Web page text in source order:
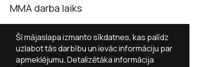
Šī mājaslapa izmanto sīkdatnes, kas palīdz
uzlabot tās darbību un ievāc informāciju par
apmeklējumu. Detalizētāka informācija
MMA darba laiks
Sestdienās slēgts
Svētdienās slēgts